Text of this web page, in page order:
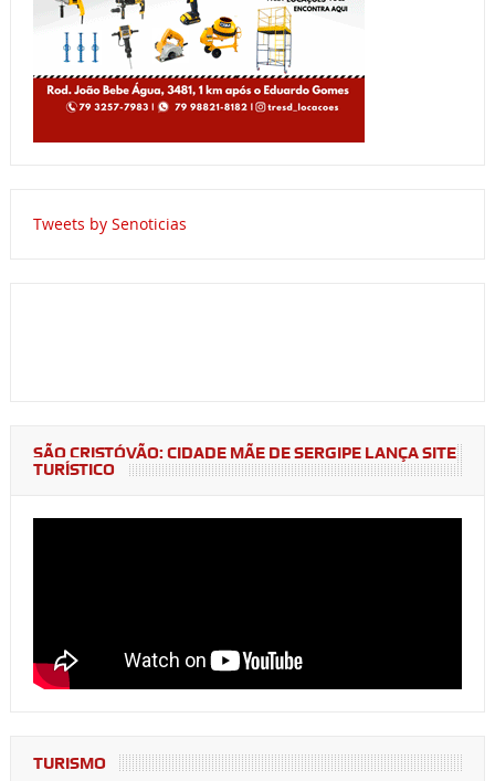
Tweets by Senoticias
SÃO CRISTÓVÃO: CIDADE MÃE DE SERGIPE LANÇA SITE
TURÍSTICO
TURISMO